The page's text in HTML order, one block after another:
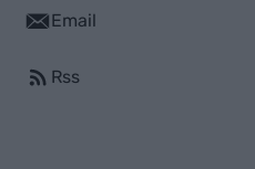
Email
Rss